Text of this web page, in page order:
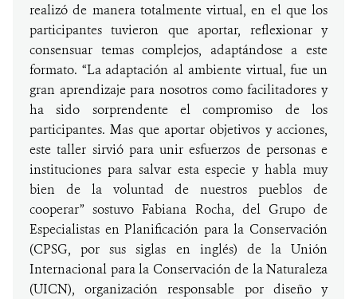
realizó de manera totalmente virtual, en el que los
participantes tuvieron que aportar, reflexionar y
consensuar temas complejos, adaptándose a este
formato. “La adaptación al ambiente virtual, fue un
gran aprendizaje para nosotros como facilitadores y
ha sido sorprendente el compromiso de los
participantes. Mas que aportar objetivos y acciones,
este taller sirvió para unir esfuerzos de personas e
instituciones para salvar esta especie y habla muy
bien de la voluntad de nuestros pueblos de
cooperar” sostuvo Fabiana Rocha, del Grupo de
Especialistas en Planificación para la Conservación
(CPSG, por sus siglas en inglés) de la Unión
Internacional para la Conservación de la Naturaleza
(UICN), organización responsable por diseño y